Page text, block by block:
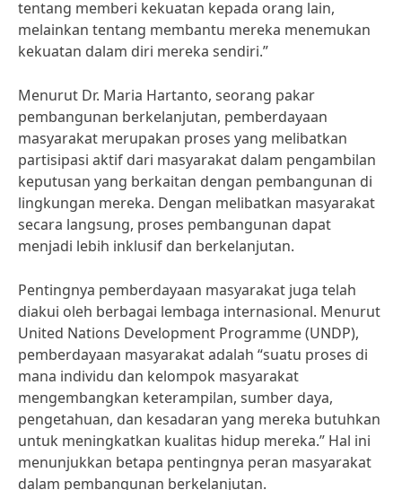
tentang memberi kekuatan kepada orang lain,
melainkan tentang membantu mereka menemukan
kekuatan dalam diri mereka sendiri.”
Menurut Dr. Maria Hartanto, seorang pakar
pembangunan berkelanjutan, pemberdayaan
masyarakat merupakan proses yang melibatkan
partisipasi aktif dari masyarakat dalam pengambilan
keputusan yang berkaitan dengan pembangunan di
lingkungan mereka. Dengan melibatkan masyarakat
secara langsung, proses pembangunan dapat
menjadi lebih inklusif dan berkelanjutan.
Pentingnya pemberdayaan masyarakat juga telah
diakui oleh berbagai lembaga internasional. Menurut
United Nations Development Programme (UNDP),
pemberdayaan masyarakat adalah “suatu proses di
mana individu dan kelompok masyarakat
mengembangkan keterampilan, sumber daya,
pengetahuan, dan kesadaran yang mereka butuhkan
untuk meningkatkan kualitas hidup mereka.” Hal ini
menunjukkan betapa pentingnya peran masyarakat
dalam pembangunan berkelanjutan.